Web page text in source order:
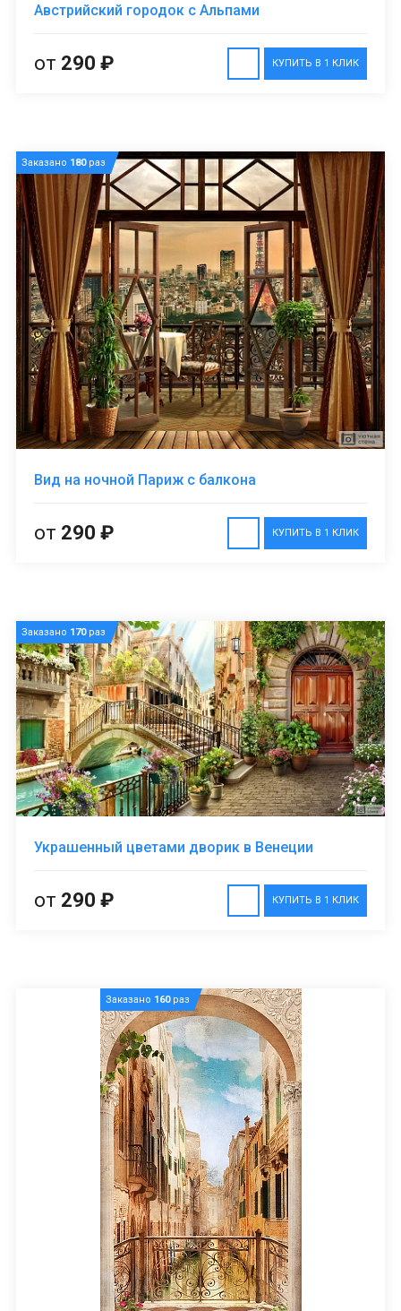
Австрийский городок с Альпами
КУПИТЬ В 1 КЛИК
от 290 ₽
Заказано 180раз
Вид на ночной Париж с балкона
КУПИТЬ В 1 КЛИК
от 290 ₽
Заказано 170раз
Украшенный цветами дворик в Венеции
КУПИТЬ В 1 КЛИК
от 290 ₽
Заказано 160раз